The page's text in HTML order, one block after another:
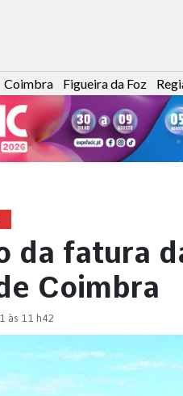
Coimbra Figueira da Foz
da fatura
Coimbra
às 11 h42